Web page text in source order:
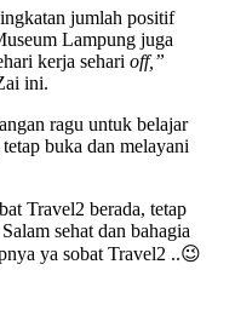
jumlah positif
Lampung juga
kerja sehari off,”
ini.
ragu untuk belajar
buka dan melayani
Travel2 berada, tetap
sehat dan bahagia
ya sobat Travel2 ..😉